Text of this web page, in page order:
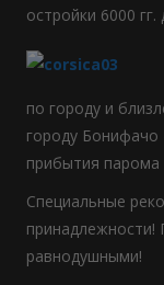
остройки 6000 гг.
по городу и
городу Бонифачо
прибытия парома
Специальные
принадлежности!
равнодушными!